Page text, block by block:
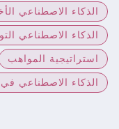
الذكاء الاصطناعي
الذكاء الاصطناعي
استراتيجية المواهب
الذكاء الاصطناعي في